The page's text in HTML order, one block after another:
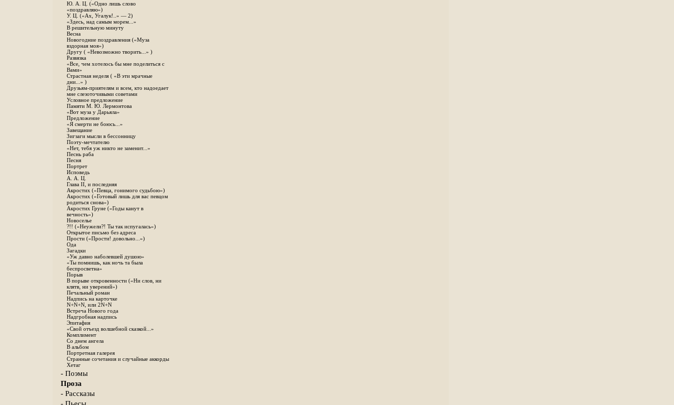
Ю. А. Ц. («Одно лишь слово
«поздравляю»)
У. Ц. («Ах, Угалук!..» — 2)
«Здесь, над самым морем...»
В решительную минуту
Весна
Новогодние поздравления («Муза
вздорная моя»)
Другу ( «Невозможно творить...» )
Развязка
«Все, чем хотелось бы мне поделиться с
Вами»
Страстная неделя ( «В эти мрачные
дни...» )
Друзьям-приятелям и всем, кто надоедает
мне слезоточивыми советами
Условное предложение
Памяти М. Ю. Лермонтова
«Вот муза у Дарьяла»
Предложение
«Я смерти не боюсь...»
Завещание
Зигзаги мысли в бессонницу
Поэту-мечтателю
«Нет, тебя уж никто не заменит...»
Песнь раба
Песня
Портрет
Исповедь
А. А. Ц.
Глава II, и последняя
Акростих («Певца, гонимого судьбою»)
Акростих («Готовый лишь для вас певцом
родиться снова»)
Акростих Груне («Годы канут в
вечность»)
Новоселье
?!! («Неужели?! Ты так испугалась»)
Открытое письмо без адреса
Прости («Прости! довольно...»)
Ода
Загадки
«Уж давно наболевшей душою»
«Ты помнишь, как ночь та была
беспросветна»
Порыв
В порыве откровенности («Ни слов, ни
клятв, ни уверений»)
Печальный роман
Надпись на карточке
N+N+N, или 2N+N
Встреча Нового года
Надгробная надпись
Эпитафия
«Свой отъезд волшебной сказкой...»
Комплимент
Со днем ангела
В альбом
Портретная галерея
Странные сочетания и случайные аккорды
Хетаг
- Поэмы
Проза
- Рассказы